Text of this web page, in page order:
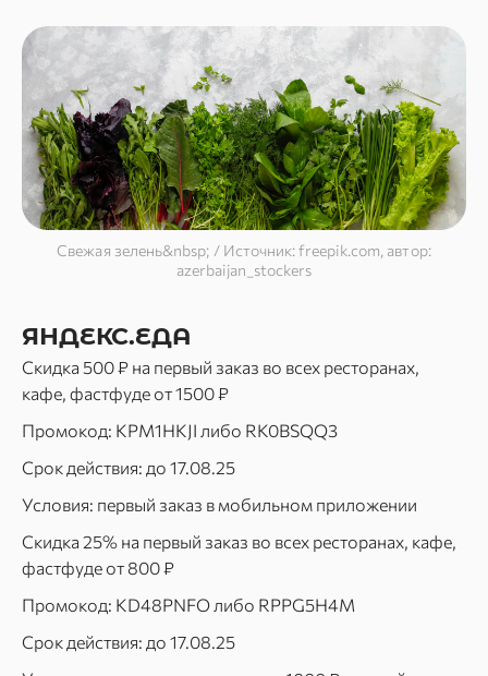
Свежая зелень&nbsp; / Источник: freepik.com, автор:
azerbaijan_stockers
ЯНДЕКС.ЕДА
Скидка 500 ₽ на первый заказ во всех ресторанах,
кафе, фастфуде от 1500 ₽
Промокод: KPM1HKJI либо RK0BSQQ3
Срок действия: до 17.08.25
Условия: первый заказ в мобильном приложении
Скидка 25% на первый заказ во всех ресторанах, кафе,
фастфуде от 800 ₽
Промокод: KD48PNFO либо RPPG5H4M
Срок действия: до 17.08.25